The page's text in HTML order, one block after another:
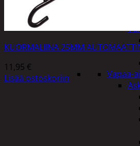
Vapaa-
KUORMALIINA 25MM
11,95 €
Lisää ostoskoriin